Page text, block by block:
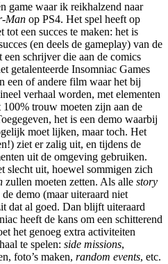
game waar ik reikhalzend naar
Man op PS4. Het spel heeft op
tot een succes te maken: het is
(en deels de gameplay) van de
een schrijver die aan de comics
getalenteerde Insomniac Games
een of andere film waar het bij
verhaal worden, met elementen
trouw moeten zijn aan de
het is een demo waarbij
moet lijken, maar toch. Het
ziet er zalig uit, en tijdens de
uit de omgeving gebruiken.
slecht uit, hoewel sommigen zich
zullen moeten zetten. Als alle story
demo (maar uiteraard niet
dat al goed. Dan blijft uiteraard
heeft de kans om een schitterend
het genoeg extra activiteiten
te spelen: side missions,
foto’s maken, random events, etc.